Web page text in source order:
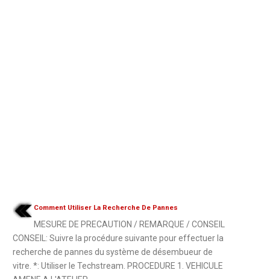
Comment Utiliser La Recherche De Pannes
MESURE DE PRECAUTION / REMARQUE / CONSEIL
CONSEIL: Suivre la procédure suivante pour effectuer la
recherche de pannes du système de désembueur de
vitre. *: Utiliser le Techstream. PROCEDURE 1. VEHICULE